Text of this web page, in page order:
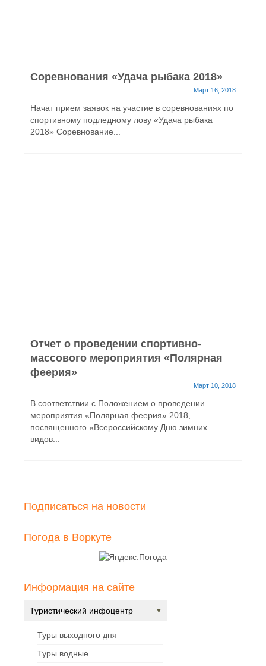
Соревнования «Удача рыбака 2018»
Март 16, 2018
Начат прием заявок на участие в соревнованиях по
спортивному подледному лову «Удача рыбака
2018» Соревнование...
Отчет о проведении спортивно-
массового мероприятия «Полярная
феерия»
Март 10, 2018
В соответствии с Положением о проведении
мероприятия «Полярная феерия» 2018,
посвященного «Всероссийскому Дню зимних
видов...
Подписаться на новости
Погода в Воркуте
Информация на сайте
Туристический инфоцентр
Туры выходного дня
Туры водные